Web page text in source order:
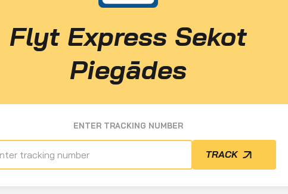
Flyt Express Sekot
Piegādes
ENTER TRACKING NUMBER
TRACK